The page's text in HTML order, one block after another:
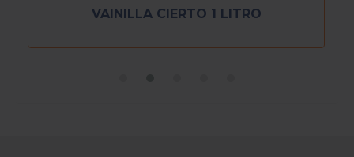
VAINILLA CIERTO 1 LITRO